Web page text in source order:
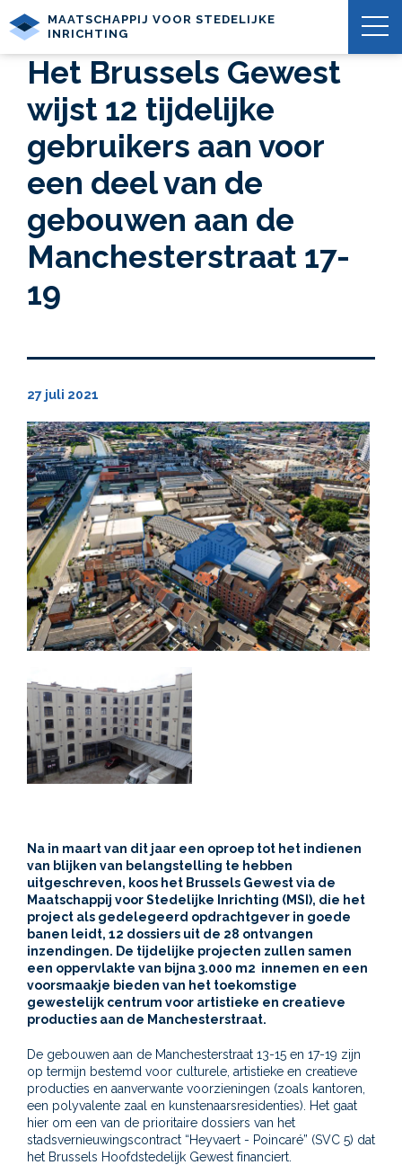
MAATSCHAPPIJ VOOR STEDELIJKE
INRICHTING
Het Brussels Gewest
wijst 12 tijdelijke
gebruikers aan voor
een deel van de
gebouwen aan de
Manchesterstraat 17-
19
27 juli 2021
Na in maart van dit jaar een oproep tot het indienen
van blijken van belangstelling te hebben
uitgeschreven, koos het Brussels Gewest via de
Maatschappij voor Stedelijke Inrichting (MSI), die het
project als gedelegeerd opdrachtgever in goede
banen leidt, 12 dossiers uit de 28 ontvangen
inzendingen. De tijdelijke projecten zullen samen
een oppervlakte van bijna 3.000 m2 innemen en een
voorsmaakje bieden van het toekomstige
gewestelijk centrum voor artistieke en creatieve
producties aan de Manchesterstraat.
De gebouwen aan de Manchesterstraat 13-15 en 17-19 zijn
op termijn bestemd voor culturele, artistieke en creatieve
producties en aanverwante voorzieningen (zoals kantoren,
een polyvalente zaal en kunstenaarsresidenties). Het gaat
hier om een van de prioritaire dossiers van het
stadsvernieuwingscontract “Heyvaert - Poincaré” (SVC 5) dat
het Brussels Hoofdstedelijk Gewest financiert.